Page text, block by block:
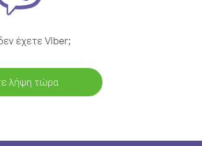
έχετε Viber;
λήψη τώρα